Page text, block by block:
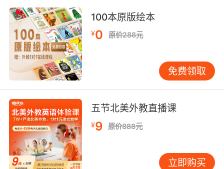
100本原版绘本
¥0 原价288元
免费领取
五节北美外教直播课
¥9 原价888元
立即购买